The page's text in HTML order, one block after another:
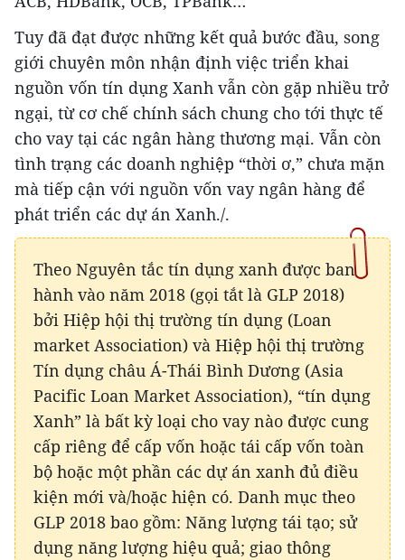
Tuy đã đạt được những kết quả bước đầu, song
giới chuyên môn nhận định việc triển khai
nguồn vốn tín dụng Xanh vẫn còn gặp nhiều trở
ngại, từ cơ chế chính sách chung cho tới thực tế
cho vay tại các ngân hàng thương mại. Vẫn còn
tình trạng các doanh nghiệp “thời ơ,” chưa mặn
mà tiếp cận với nguồn vốn vay ngân hàng để
phát triển các dự án Xanh./.
Theo Nguyên tắc tín dụng xanh được ban
hành vào năm 2018 (gọi tắt là GLP 2018)
bởi Hiệp hội thị trường tín dụng (Loan
market Association) và Hiệp hội thị trường
Tín dụng châu Á-Thái Bình Dương (Asia
Pacific Loan Market Association), “tín dụng
Xanh” là bất kỳ loại cho vay nào được cung
cấp riêng để cấp vốn hoặc tái cấp vốn toàn
bộ hoặc một phần các dự án xanh đủ điều
kiện mới và/hoặc hiện có. Danh mục theo
GLP 2018 bao gồm: Năng lượng tái tạo; sử
dụng năng lượng hiệu quả; giao thông